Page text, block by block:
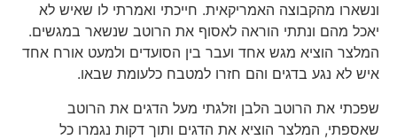
ונשארו מהקבוצה האמריקאית. חייכתי ואמרתי לו שאיש לא
יאכל מהם ונתתי הוראה לאסוף את הרוטב שנשאר במגשים.
המלצר הוציא מגש אחד ועבר בין הסועדים ולמעט אורח אחד
איש לא נגע בדגים והם חזרו למטבח כלעומת שבאו.
שפכתי את הרוטב הלבן וזלגתי מעל הדגים את הרוטב
שאספתי, המלצר הוציא את הדגים ותוך דקות נגמרו כל